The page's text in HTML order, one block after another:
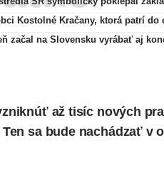
Kostolné Kračany, ktorá patrí do
začal na Slovensku vyrábať aj
až tisíc nových
sa bude nachádzať v